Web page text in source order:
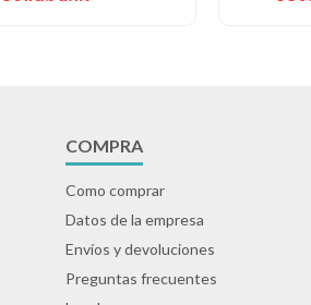
COMPRA
Como comprar
Datos de la empresa
Envíos y devoluciones
Preguntas frecuentes